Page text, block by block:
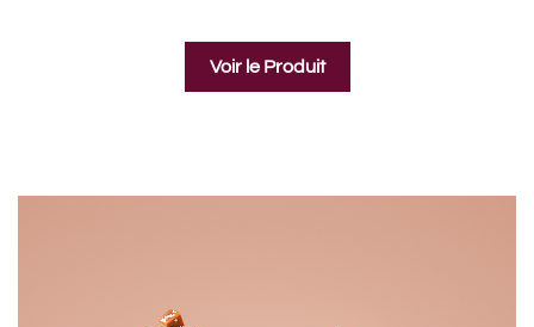
Voir le Produit